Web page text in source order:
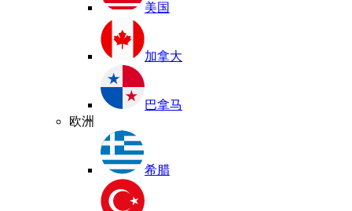
美国
加拿大
巴拿马
欧洲
希腊